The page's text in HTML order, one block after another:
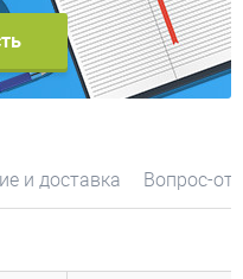
и доставка Вопрос-